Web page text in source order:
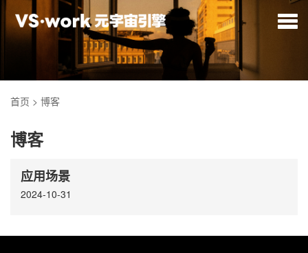
首页 > 博客
博客
应用场景
2024-10-31